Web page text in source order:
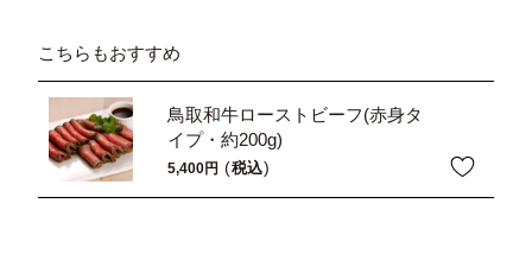
こちらもおすすめ
鳥取和牛ローストビーフ(赤身タ
イプ・約200g)
5,400 税込